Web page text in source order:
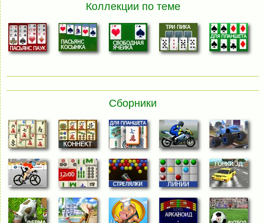
Коллекции по теме
Сборники